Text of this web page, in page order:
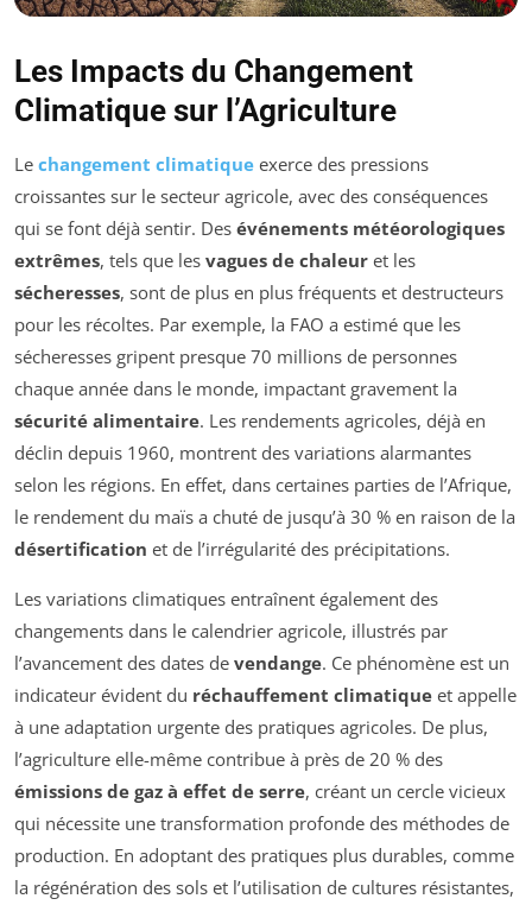
Les Impacts du Changement
Climatique sur l’Agriculture
Le changement climatique exerce des pressions
croissantes sur le secteur agricole, avec des conséquences
qui se font déjà sentir. Des événements météorologiques
extrêmes, tels que les vagues de chaleur et les
sécheresses, sont de plus en plus fréquents et destructeurs
pour les récoltes. Par exemple, la FAO a estimé que les
sécheresses gripent presque 70 millions de personnes
chaque année dans le monde, impactant gravement la
sécurité alimentaire. Les rendements agricoles, déjà en
déclin depuis 1960, montrent des variations alarmantes
selon les régions. En effet, dans certaines parties de l’Afrique,
le rendement du maïs a chuté de jusqu’à 30 % en raison de la
désertification et de l’irrégularité des précipitations.
Les variations climatiques entraînent également des
changements dans le calendrier agricole, illustrés par
l’avancement des dates de vendange. Ce phénomène est un
indicateur évident du réchauffement climatique et appelle
à une adaptation urgente des pratiques agricoles. De plus,
l’agriculture elle-même contribue à près de 20 % des
émissions de gaz à effet de serre, créant un cercle vicieux
qui nécessite une transformation profonde des méthodes de
production. En adoptant des pratiques plus durables, comme
la régénération des sols et l’utilisation de cultures résistantes,